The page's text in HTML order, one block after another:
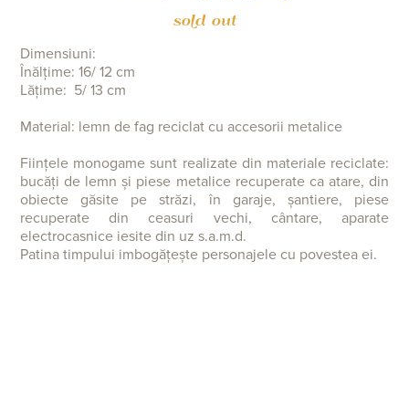
sold out
Dimensiuni:
Înălțime: 16/ 12 cm
Lățime: 5/ 13 cm
Material: lemn de fag reciclat cu accesorii metalice
Ființele monogame sunt realizate din materiale reciclate:
bucăți de lemn și piese metalice recuperate ca atare, din
obiecte găsite pe străzi, în garaje, șantiere, piese
recuperate din ceasuri vechi, cântare, aparate
electrocasnice iesite din uz s.a.m.d.
Patina timpului imbogățește personajele cu povestea ei.